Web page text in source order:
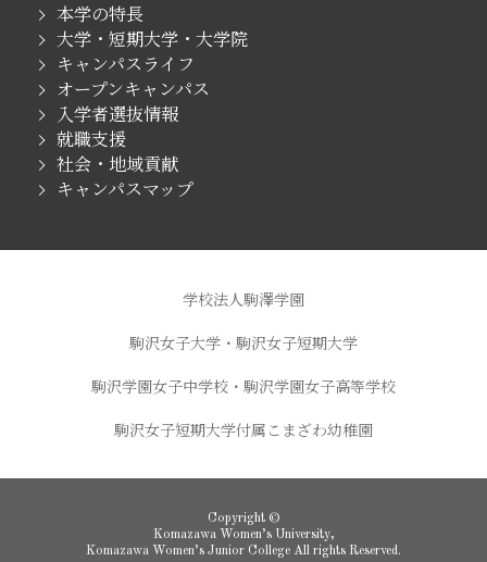
本学の特長
大学・短期大学・大学院
キャンパスライフ
オープンキャンパス
入学者選抜情報
就職支援
社会・地域貢献
キャンパスマップ
学校法人駒澤学園
駒沢女子大学・駒沢女子短期大学
駒沢学園女子中学校・駒沢学園女子高等学校
駒沢女子短期大学付属こまざわ幼稚園
Copyright ©
Komazawa Women’s University,
Komazawa Women’s Junior College All rights Reserved.